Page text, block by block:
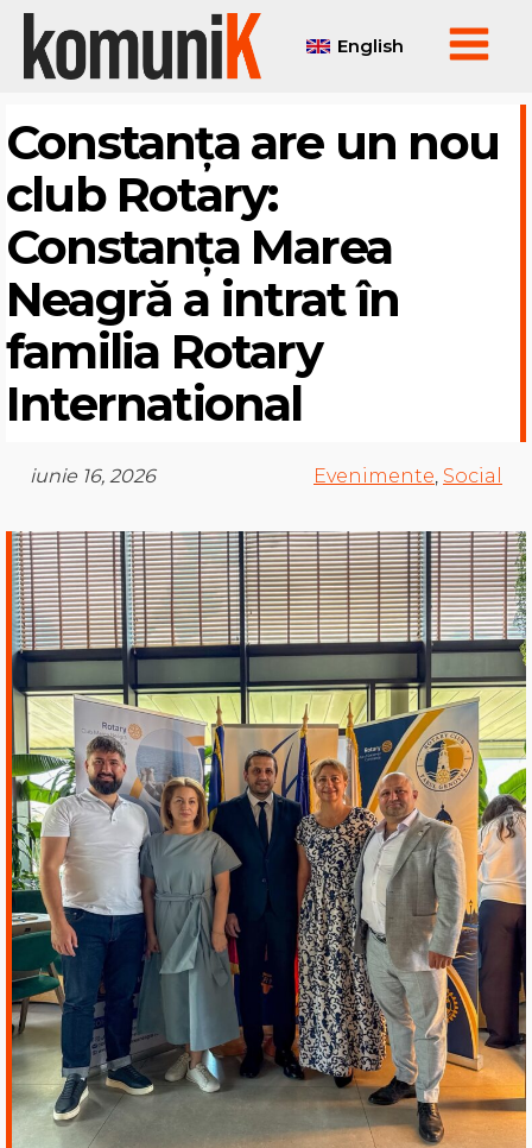
English
Constanța are un nou
club Rotary:
Constanța Marea
Neagră a intrat în
familia Rotary
International
iunie 16, 2026 Evenimente, Social